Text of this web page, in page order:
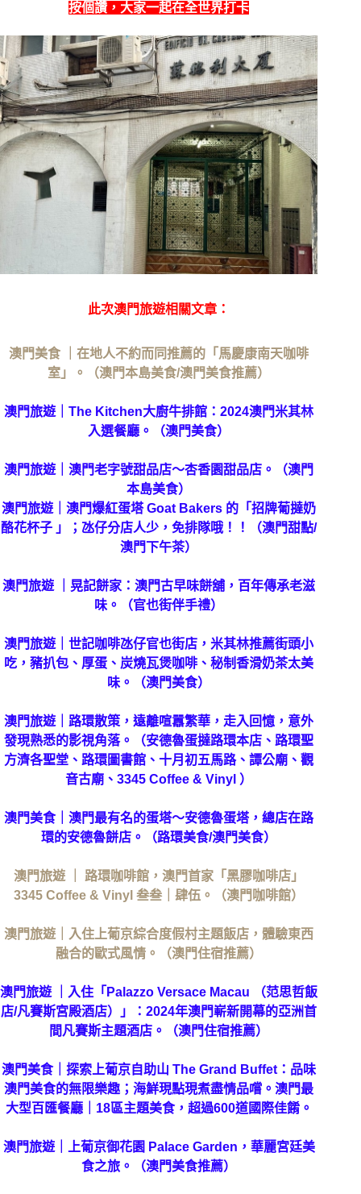
按個讚， 大家一起在全世界打卡
此次澳門旅遊相關文章：
澳門美食 ｜在地人不約而同推薦的「馬慶康南天咖啡
室」。（澳門本島美食/澳門美食推薦）
澳門旅遊｜The Kitchen大廚牛排館：2024澳門米其林
入選餐廳。（澳門美食）
澳門旅遊｜澳門老字號甜品店～杏香園甜品店。（澳門
本島美食）
澳門旅遊｜澳門爆紅蛋塔 Goat Bakers 的「招牌葡撻奶
酪花杯子 」；氹仔分店人少，免排隊哦！！（澳門甜點/
澳門下午茶）
澳門旅遊 ｜晃記餅家：澳門古早味餅舖，百年傳承老滋
味。（官也街伴手禮）
澳門旅遊｜世記咖啡氹仔官也街店，米其林推薦街頭小
吃，豬扒包、厚蛋、炭燒瓦煲咖啡、秘制香滑奶茶太美
味。（澳門美食）
澳門旅遊｜路環散策，遠離喧囂繁華，走入回憶，意外
發現熟悉的影視角落。（安德魯蛋撻路環本店、路環聖
方濟各聖堂、路環圖書館、十月初五馬路、譚公廟、觀
音古廟、3345 Coffee & Vinyl ）
澳門美食｜澳門最有名的蛋塔～安德魯蛋塔，總店在路
環的安德魯餅店。（路環美食/澳門美食）
澳門旅遊 ｜ 路環咖啡館，澳門首家「黑膠咖啡店」
3345 Coffee & Vinyl 叁叁｜肆伍。（澳門咖啡館）
澳門旅遊｜入住上葡京綜合度假村主題飯店，體驗東西
融合的歐式風情。（澳門住宿推薦）
澳門旅遊 ｜入住「Palazzo Versace Macau （范思哲飯
店/凡賽斯宮殿酒店）」：2024年澳門嶄新開幕的亞洲首
間凡賽斯主題酒店。（澳門住宿推薦）
澳門美食｜探索上葡京自助山 The Grand Buffet：品味
澳門美食的無限樂趣；海鮮現點現煮盡情品嚐。澳門最
大型百匯餐廳｜18區主題美食，超過600道國際佳餚。
澳門旅遊｜上葡京御花園 Palace Garden，華麗宮廷美
食之旅。（澳門美食推薦）